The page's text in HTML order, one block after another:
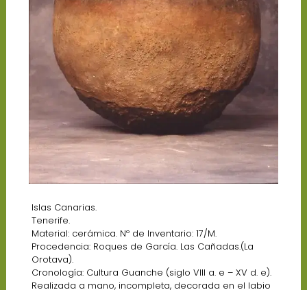
Islas Canarias.
Tenerife.
Material: cerámica. Nº de Inventario: 17/M.
Procedencia: Roques de García. Las Cañadas.(La
Orotava).
Cronología: Cultura Guanche (siglo VIII a. e – XV d. e).
Realizada a mano, incompleta, decorada en el labio